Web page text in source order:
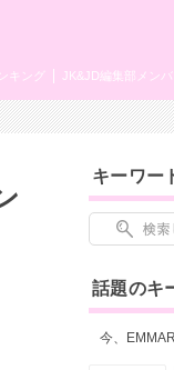
JK&JD編集部メンバ
キング
キーワー
話題のキ
今、